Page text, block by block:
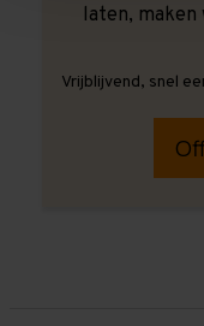
laten, maken
Vrijblijvend, snel